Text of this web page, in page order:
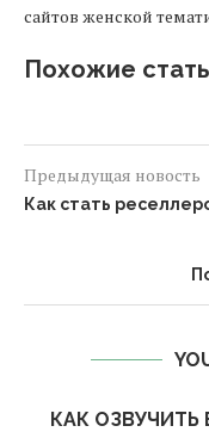
сайтов женской
Похожие
Предыдущая новость
Как стать
КАК